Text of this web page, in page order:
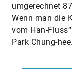
umgerechnet
Wenn man die
vom Han-
Park Chung-hee.